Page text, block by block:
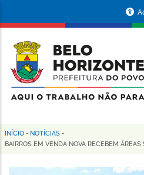
conteúdo
principal
da
Prefeitura
de
Horizonte
Trilha
INÍCIO - NOTÍCIAS -
BAIRROS EM VENDA NOVA RECEBEM